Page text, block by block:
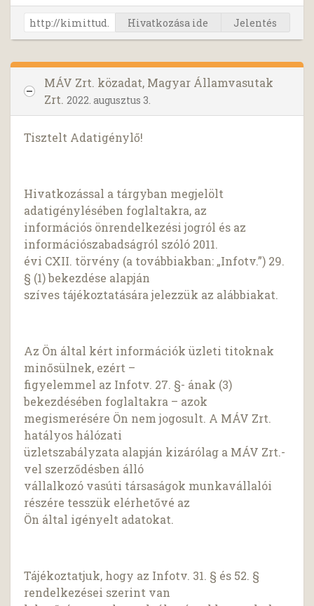
Hivatkozása ide Jelentés
MÁV Zrt. közadat, Magyar Államvasutak
Zrt. 2022. augusztus 3.
Tisztelt Adatigénylő!
Hivatkozással a tárgyban megjelölt
adatigénylésében foglaltakra, az
információs önrendelkezési jogról és az
információszabadságról szóló 2011.
évi CXII. törvény (a továbbiakban: „Infotv.”) 29.
§ (1) bekezdése alapján
szíves tájékoztatására jelezzük az alábbiakat.
Az Ön által kért információk üzleti titoknak
minősülnek, ezért –
figyelemmel az Infotv. 27. §- ának (3)
bekezdésében foglaltakra – azok
megismerésére Ön nem jogosult. A MÁV Zrt.
hatályos hálózati
üzletszabályzata alapján kizárólag a MÁV Zrt.-
vel szerződésben álló
vállalkozó vasúti társaságok munkavállalói
részére tesszük elérhetővé az
Ön által igényelt adatokat.
Tájékoztatjuk, hogy az Infotv. 31. § és 52. §
rendelkezései szerint van